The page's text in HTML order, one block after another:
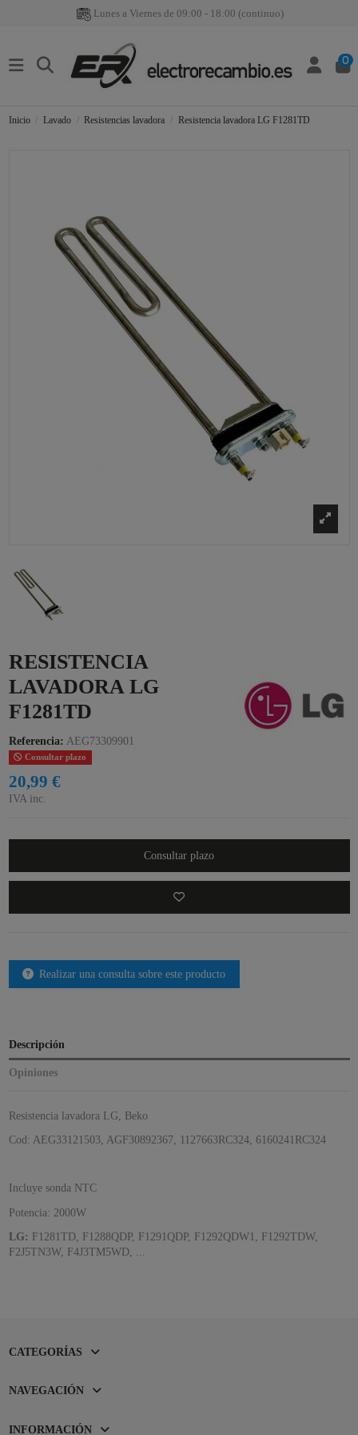
Lunes a Viernes de 09:00 - 18:00 (continuo)
0
Inicio Lavado Resistencias lavadora Resistencia lavadora LG F1281TD
RESISTENCIA
LAVADORA LG
F1281TD
Referencia: AEG73309901
Consultar plazo
20,99 €
IVA inc.
Consultar plazo
Realizar una consulta sobre este producto
Descripción
Opiniones
Resistencia lavadora LG, Beko
Cod: AEG33121503, AGF30892367, 1127663RC324, 6160241RC324
Incluye sonda NTC
Potencia: 2000W
LG: F1281TD, F1288QDP, F1291QDP, F1292QDW1, F1292TDW,
F2J5TN3W, F4J3TM5WD, ...
CATEGORÍAS
NAVEGACIÓN
INFORMACIÓN